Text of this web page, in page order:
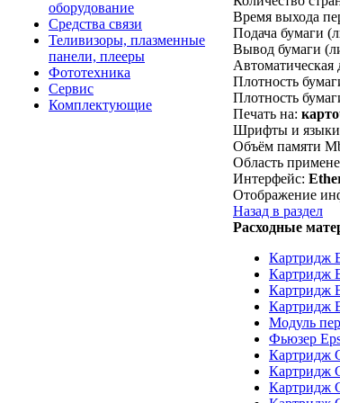
оборудование
Средства связи
Теливизоры, плазменные
панели, плееры
Фототехника
Сервис
Комплектующие
Время выхода
Подача бумаги
Вывод бумаги
Автоматическая
Плотность
Плотность
Печать на:
Шрифты и языки
Объём памяти
Область
Интерфейс:
Отображение
Назад в раздел
Расходные
Картридж
Картридж
Картридж
Картридж
Модуль
Фьюзер
Картридж
Картридж
Картридж